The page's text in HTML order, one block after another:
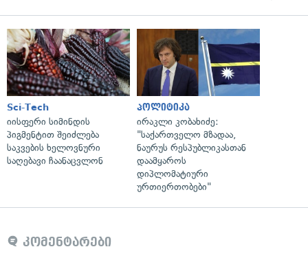
Sci-Tech
იისფერი სიმინდის
პიგმენტით შეიძლება
საკვების ხელოვნური
საღებავი ჩაანაცვლონ
პოლიტიკა
ირაკლი კობახიძე:
"საქართველო მზადაა,
ნაურუს რესპუბლიკასთან
დაამყაროს
დიპლომატიური
ურთიერთობები"
კომენტარები